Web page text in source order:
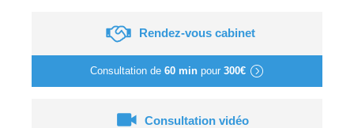
Rendez-vous cabinet
Consultation de 60 minpour 300€
Consultation vidéo